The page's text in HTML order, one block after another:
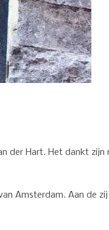
der Hart. Het dankt zijn
Amsterdam. Aan de